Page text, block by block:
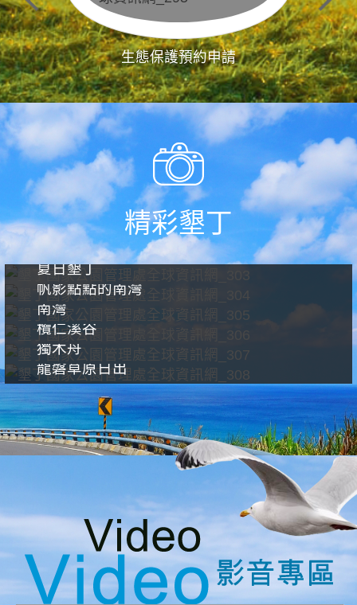
生態保護預約申請
精彩墾丁
夏日墾丁
帆影點點的南灣
南灣
欖仁溪谷
獨木舟
龍磐草原日出